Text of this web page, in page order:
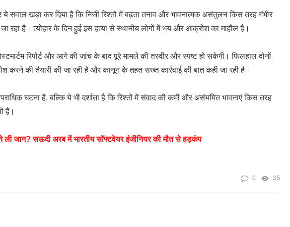
ये सवाल खड़ा कर दिया है कि निजी रिश्तों में बढ़ता तनाव और भावनात्मक असंतुलन किस तरह गंभीर
रहा है। त्योहार के दिन हुई इस हत्या से स्थानीय लोगों में भय और आक्रोश का माहौल है।
रिपोर्ट और आगे की जांच के बाद पूरे मामले की तस्वीर और स्पष्ट हो सकेगी। फिलहाल दोनों
करने की तैयारी की जा रही है और कानून के तहत सख्त कार्रवाई की बात कही जा रही है।
घटना है, बल्कि ये भी दर्शाता है कि रिश्तों में संवाद की कमी और असंयमित भावनाएं किस तरह
हैं।
जान? सऊदी अरब में भारतीय सॉफ्टवेयर इंजीनियर की मौत से हड़कंप
0 35